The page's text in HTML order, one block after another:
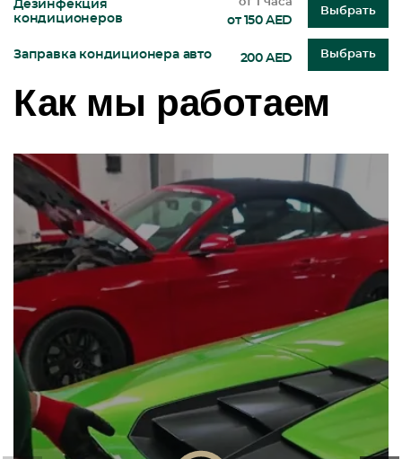
Дезинфекция
кондиционеров
от 1 часа
от 150 AED
Выбрать
Заправка кондиционера авто 200 AED Выбрать
Как мы работаем